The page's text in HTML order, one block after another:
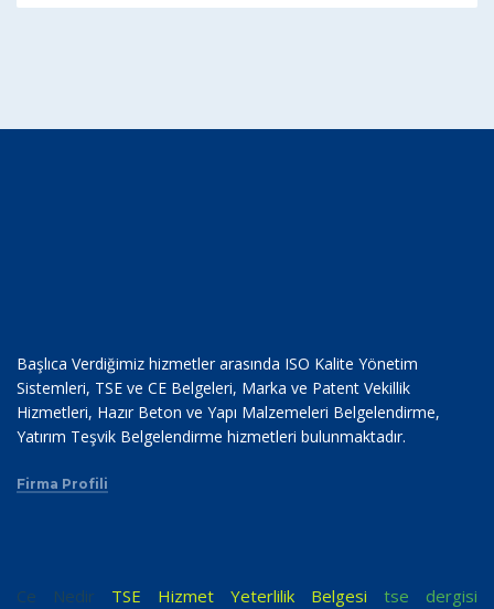
Başlıca Verdiğimiz hizmetler arasında ISO Kalite Yönetim
Sistemleri, TSE ve CE Belgeleri, Marka ve Patent Vekillik
Hizmetleri, Hazır Beton ve Yapı Malzemeleri Belgelendirme,
Yatırım Teşvik Belgelendirme hizmetleri bulunmaktadır.
Firma Profili
Ce Nedir TSE Hizmet Yeterlilik Belgesi
tse dergisi